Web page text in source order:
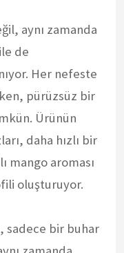
aynı zamanda
ile de
Her nefeste
pürüzsüz bir
Ürünün
daha hızlı bir
mango aroması
oluşturuyor.
sadece bir buhar